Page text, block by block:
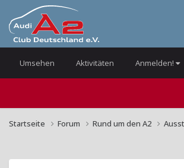
Umsehen Aktivitäten Anmelden!
Startseite Forum Rund um den A2